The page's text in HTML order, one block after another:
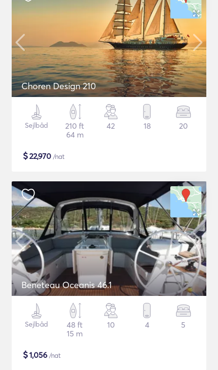
Choren Design 210
Sejlbåd
210 ft
64 m
42 18 20
$22,970 /nat
Beneteau Oceanis 46.1
Sejlbåd
48 ft
15 m
10 4 5
$1,056 /nat